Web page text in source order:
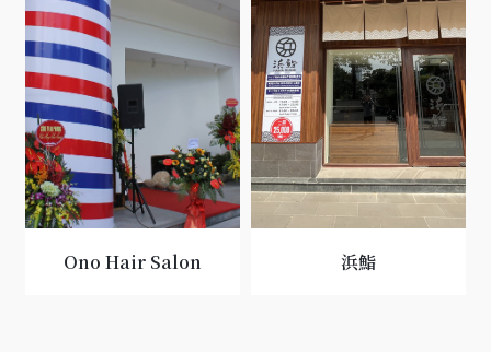
Ono Hair Salon 浜鮨